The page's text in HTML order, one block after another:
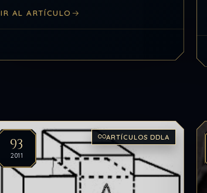
que las hacen únicas, aunque no lo
IR AL ARTÍCULO
93
2011
ARTÍCULOS DDLA